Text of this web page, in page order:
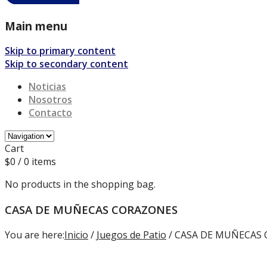
Main menu
Skip to primary content
Skip to secondary content
Noticias
Nosotros
Contacto
Cart
$0 / 0 items
No products in the shopping bag.
CASA DE MUÑECAS CORAZONES
You are here:Inicio / Juegos de Patio / CASA DE MUÑECAS